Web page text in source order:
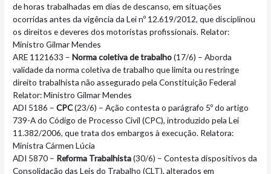
de horas trabalhadas em dias de descanso, em situações
ocorridas antes da vigência da Lei nº 12.619/2012, que disciplinou
os direitos e deveres dos motoristas profissionais. Relator:
Ministro Gilmar Mendes
ARE 1121633 –Norma coletiva de trabalho(17/6) – Aborda
validade da norma coletiva de trabalho que limita ou restringe
direito trabalhista não assegurado pela Constituição Federal
Relator: Ministro Gilmar Mendes
ADI 5186 –CPC(23/6) – Ação contesta o parágrafo 5º do artigo
739-A do Código de Processo Civil (CPC), introduzido pela Lei
11.382/2006, que trata dos embargos à execução. Relatora:
Ministra Cármen Lúcia
ADI 5870 – Reforma Trabalhista(30/6) – Contesta dispositivos da
Consolidação das Leis do Trabalho (CLT), alterados em